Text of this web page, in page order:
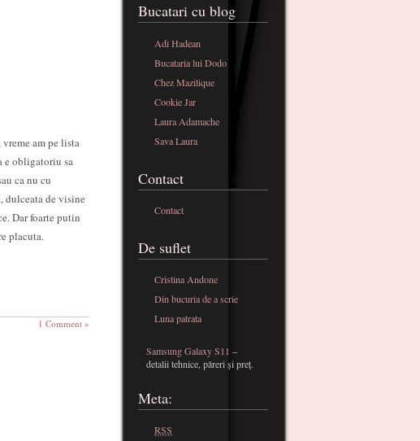
am pe lista
e obligatoriu sa
ca nu cu
dulceata de visine
Dar foarte putin
placuta.
1 Comment »
Bucatari cu blog
Adi Hadean
Bucataria lui Dodo
Chez Mazilique
Cookie Jar
Laura Adamache
Sava Laura
Contact
Contact
De suflet
Cristina Andone
Din bucuria de a scrie
Luna patrata
Samsung Galaxy S11 –
detalii tehnice, păreri și preț.
Meta:
RSS